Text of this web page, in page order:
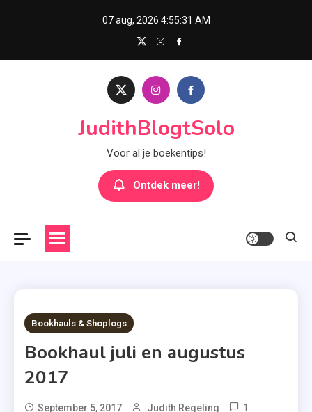
07 aug, 2026 4:55:31 AM
JudithBlogtSolo
Voor al je boekentips!
Ontdek meer!
13 MINS READ
Bookhauls & Shoplogs
Bookhaul juli en augustus
2017
September 5, 2017 Judith Regeling 1